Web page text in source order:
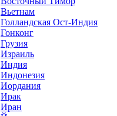
Вьетнам
Голландская Ост-Индия
Гонконг
Грузия
Израиль
Индия
Индонезия
Иордания
Ирак
Иран